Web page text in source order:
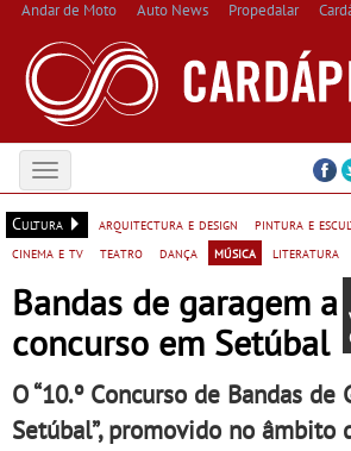
Andar de Moto Auto News Propedalar
Toggle
navigation
Cultura
arquitectura e design pintura e
cinema e tv
teatro dança música literatura
Bandas de garagem a
concurso em Setúbal
O “10.º Concurso de Bandas de
Setúbal”, promovido no âmbito